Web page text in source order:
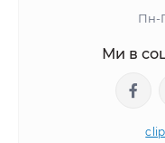
Пн-
Ми в